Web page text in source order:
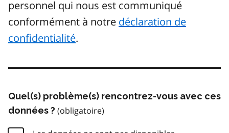
personnel qui nous est communiqué
conformément à notre déclaration de
confidentialité.
Quel(s) problème(s) rencontrez-vous avec ces
données ?